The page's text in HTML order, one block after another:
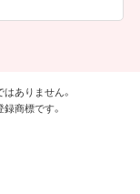
ありません。
商標です。